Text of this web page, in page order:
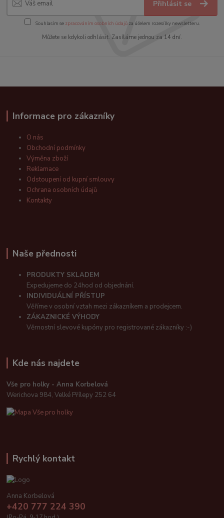
Přihlásit se
Souhlasím se zpracováním osobních údajůza účelem rozesílky newsletteru.
Můžete se kdykoli odhlásit. Zasíláme jednou za 14 dní.
Informace pro zákazníky
O nás
Obchodní podmínky
Výměna zboží
Reklamace
Odstoupení od kupní smlouvy
Ochrana osobních údajů
Kontakty
Naše přednosti
PRODUKTY SKLADEM
Expedujeme do 24hod od objednání.
INDIVIDUÁLNÍ PŘÍSTUP
Věříme v osobní vztah mezi zákazníkem a prodejcem.
ZÁKAZNICKÉ VÝHODY
Věrnostní slevové kupóny pro registrované zákazníky :-)
Kde nás najdete
Vše pro holky - Anna Korbelová
Werichova 984, Velké Přílepy 252 64
Rychlý kontakt
Anna Korbelová
+420 777 224 390